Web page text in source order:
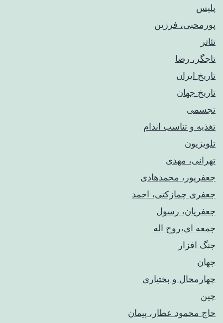
پلیس
پورمحبی، فرزین
تئاتر
تاجگر، رضا
تاریخ ایران
تاریخ جهان
تجسمی
تغذیه و تناسب اندام
تلویزیون
تهرانی، مهدی
جعفرپور، محمدهادی
جعفری چمازکتی، احمد
جعفریان، رسول
جمعه ای،روح اله
جنگ افزار
جهان
چهارمحال و بختیاری
چین
حاج محمود عطار، پیمان